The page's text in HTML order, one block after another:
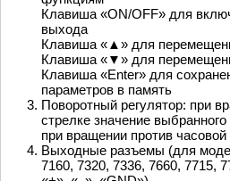
Клавиша «ON/OFF» для
выхода
Клавиша «▲» для
Клавиша «▼» для
Клавиша «Enter» для
параметров в память
Поворотный регулятор: при
стрелке значение
при вращении против
Выходные разъемы (для
7160, 7320, 7336, 7660, 7715,